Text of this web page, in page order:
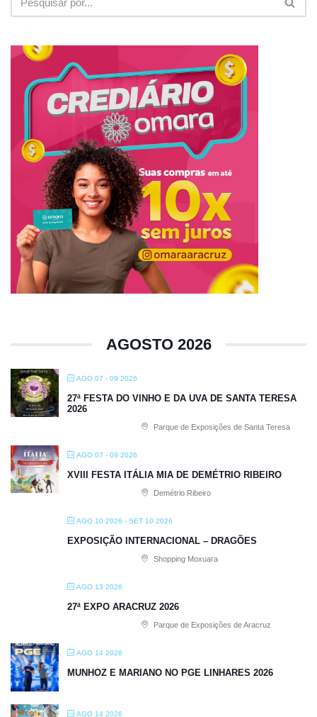
AGOSTO 2026
AGO 07 - 09 2026
27ª FESTA DO VINHO E DA UVA DE SANTA TERESA
2026
Parque de Exposições de Santa Teresa
AGO 07 - 09 2026
XVIII FESTA ITÁLIA MIA DE DEMÉTRIO RIBEIRO
Demétrio Ribeiro
AGO 10 2026 - SET 10 2026
EXPOSIÇÃO INTERNACIONAL – DRAGÕES
Shopping Moxuara
AGO 13 2026
27ª EXPO ARACRUZ 2026
Parque de Exposições de Aracruz
AGO 14 2026
MUNHOZ E MARIANO NO PGE LINHARES 2026
AGO 14 2026